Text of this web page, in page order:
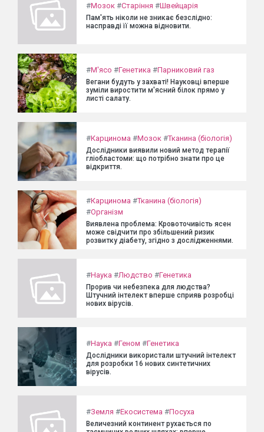
#Мозок #Старіння #Швейцарія
Пам'ять ніколи не зникає безслідно:
насправді її можна відновити.
#М'ясо #Генетика #Парниковий газ
Вегани будуть у захваті! Науковці вперше
зуміли виростити м'ясний білок прямо у
листі салату.
#Карцинома #Мозок #Тканина (біологія)
Дослідники виявили новий метод терапії
гліобластоми: що потрібно знати про це
відкриття.
#Карцинома #Тканина (біологія)
#Організм
Виявлена проблема: Кровоточивість ясен
може свідчити про збільшений ризик
розвитку діабету, згідно з дослідженнями.
#Наука #Людство #Генетика
Прорив чи небезпека для людства?
Штучний інтелект вперше сприяв розробці
нових вірусів.
#Наука #Геном #Генетика
Дослідники використали штучний інтелект
для розробки 16 нових синтетичних
вірусів.
#Земля #Екосистема #Посуха
Величезний континент рухається по